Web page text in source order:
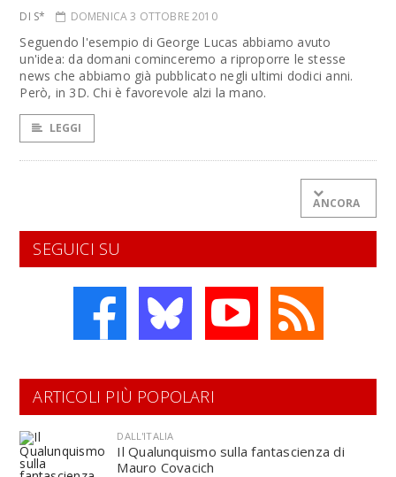
DI S* DOMENICA 3 OTTOBRE 2010
Seguendo l'esempio di George Lucas abbiamo avuto
un'idea: da domani cominceremo a riproporre le stesse
news che abbiamo già pubblicato negli ultimi dodici anni.
Però, in 3D. Chi è favorevole alzi la mano.
LEGGI
ANCORA
SEGUICI SU
ARTICOLI PIÙ POPOLARI
DALL'ITALIA
Il Qualunquismo sulla fantascienza di
Mauro Covacich